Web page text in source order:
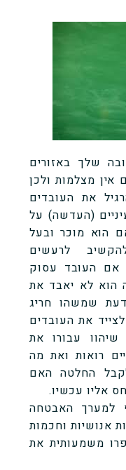
שלך באזורים
מצלמות ולכן
את העובדים
(העדשה) על
הוא מוכר ובעל
לרעשים
אם העובד עסוק
הוא לא יאבד את
שמשהו חריג
את העובדים
שיהוו עבורו את
רואות ואת מה
החלטה האם
אליו עכשיו.
למערך האבטחה
אנושיות וחכמות
משמעותית את